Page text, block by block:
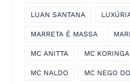
LUAN SANTANA
MARRETA É MASSA
MC ANITTA MC KORINGA
MC NALDO MC NEGO